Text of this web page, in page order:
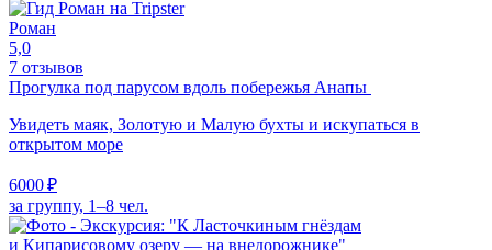
Роман
5,0
7 отзывов
Прогулка под парусом вдоль побережья Анапы
Увидеть маяк, Золотую и Малую бухты и искупаться в
открытом море
6000 ₽
за группу, 1–8 чел.